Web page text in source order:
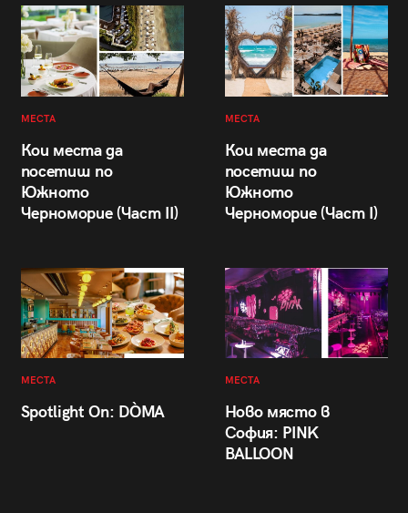
МЕСТА
Кои места да
посетиш по
Южното
Черноморие (Част II)
МЕСТА
Кои места да
посетиш по
Южното
Черноморие (Част I)
МЕСТА
Spotlight On: DÒMA
МЕСТА
Ново място в
София: PINK
BALLOON